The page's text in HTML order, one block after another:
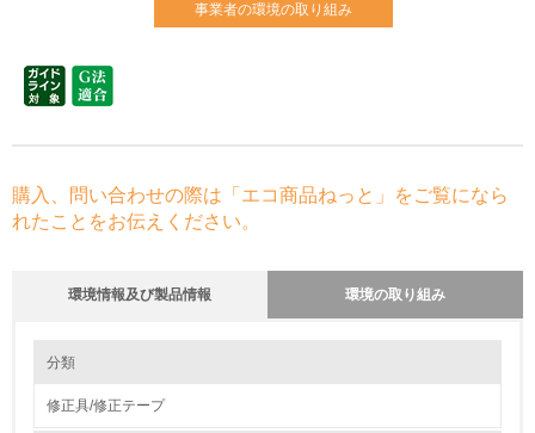
事業者の環境の取り組み
購入、問い合わせの際は「エコ商品ねっと」をご覧になら
れたことをお伝えください。
環境情報及び製品情報 環境の取り組み
1.環境取り組み体制
分類
修正具/修正テープ